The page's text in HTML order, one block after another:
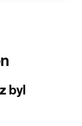
byl